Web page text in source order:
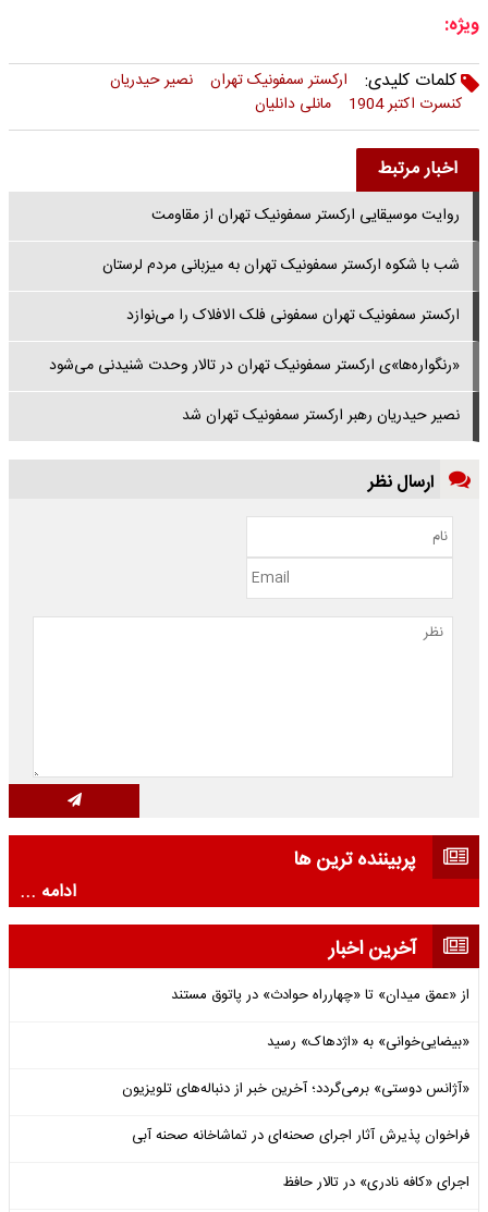
ویژه:
کلمات کلیدی:
ارکستر سمفونیک تهران
نصیر حیدریان
کنسرت اکتبر 1904
مانلی دانلیان
اخبار مرتبط
روایت موسیقایی ارکستر سمفونیک تهران از مقاومت
شب با شکوه ارکستر سمفونیک تهران به میزبانی مردم لرستان
ارکستر سمفونیک تهران سمفونی فلک الافلاک را می‌نوازد
«رنگواره‌ها»ی ارکستر سمفونیک تهران در تالار وحدت شنیدنی می‌شود
نصیر حیدریان رهبر ارکستر سمفونیک تهران شد
ارسال نظر
پربیننده ترین ها
ادامه ...
آخرین اخبار
از «عمق میدان» تا «چهارراه حوادث» در پاتوق مستند
«بیضایی‌خوانی» به «اژدهاک» رسید
«آژانس دوستی» برمی‌گردد؛ آخرین خبر از دنباله‌های تلویزیون
فراخوان پذیرش آثار اجرای صحنه‌ای در تماشاخانه صحنه آبی
اجرای «کافه نادری» در تالار حافظ